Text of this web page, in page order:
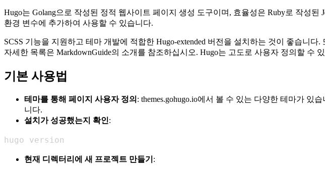
Hugo는 Golang으로 작성된 정적 웹사이트 페이지 생성 도구이며, 효율성은 Ruby로 작성
환경 변수에 추가하여 사용할 수 있습니다.
SCSS 기능을 지원하고 테마 개발에 적합한 Hugo-extended 버전을 설치하는 것이 좋습니
자세한 목록은 MarkdownGuide의 소개를 참조하십시오. Hugo는 고도로 사용자 정의할 수
기본 사용법
테마를 통해 페이지 사용자 정의 : themes.gohugo.io에서 볼 수 있는 다양한 테마가 있
니다.
설치가 성공했는지 확인:
hugo version
현재 디렉터리에 새 프로젝트 만들기 :